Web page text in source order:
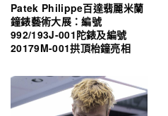
Patek Philippe百達翡麗米蘭
鐘錶藝術大展：編號
992/193J-001陀錶及編號
20179M-001拱頂枱鐘亮相